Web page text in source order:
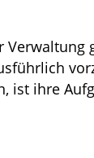
ist ihre